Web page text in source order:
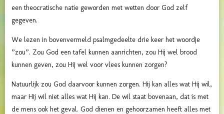
een theocratische natie geworden met wetten door God zelf
gegeven.
We lezen in bovenvermeld psalmgedeelte drie keer het woordje
”zou”. Zou God een tafel kunnen aanrichten, zou Hij wel brood
kunnen geven, zou Hij wel voor vlees kunnen zorgen?
Natuurlijk zou God daarvoor kunnen zorgen. Hij kan alles wat Hij wil,
maar Hij wil niet alles wat Hij kan. De wil staat bovenaan, dat is met
de mens ook het geval. God dienen en gehoorzamen heeft alles met